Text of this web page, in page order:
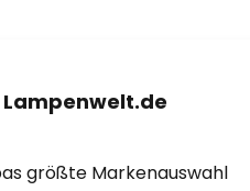
Lampenwelt.de
größte Markenauswahl